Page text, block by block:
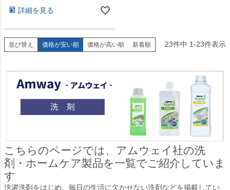
詳細を見る
並び替え 価格が安い順 価格が高い順 新着順 23件中 1-23件表示
こちらのページでは、アムウェイ社の洗
剤・ホームケア製品を一覧でご紹介していま
す
洗濯洗剤をはじめ、毎日の生活に欠かせない洗剤などを掲載してい